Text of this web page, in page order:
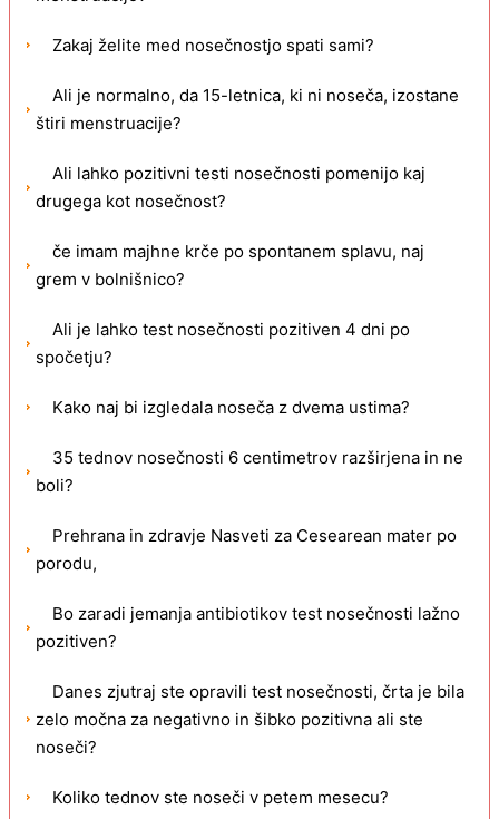
Zakaj želite med nosečnostjo spati sami?
Ali je normalno, da 15-letnica, ki ni noseča, izostane
štiri menstruacije?
Ali lahko pozitivni testi nosečnosti pomenijo kaj
drugega kot nosečnost?
če imam majhne krče po spontanem splavu, naj
grem v bolnišnico?
Ali je lahko test nosečnosti pozitiven 4 dni po
spočetju?
Kako naj bi izgledala noseča z dvema ustima?
35 tednov nosečnosti 6 centimetrov razširjena in ne
boli?
Prehrana in zdravje Nasveti za Cesearean mater po
porodu,
Bo zaradi jemanja antibiotikov test nosečnosti lažno
pozitiven?
Danes zjutraj ste opravili test nosečnosti, črta je bila
zelo močna za negativno in šibko pozitivna ali ste
noseči?
Koliko tednov ste noseči v petem mesecu?